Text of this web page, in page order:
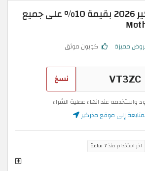
كود خصم مذركير 2026 بقيمة 10% على جميع
مميزة كوبون موثق
نسخ
واستخدمه عند انهاء عملية الشراء
إلى موقع مذركير
اخر استخدام منذ7 ساعة